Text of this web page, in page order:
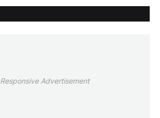
Responsive Advertisement